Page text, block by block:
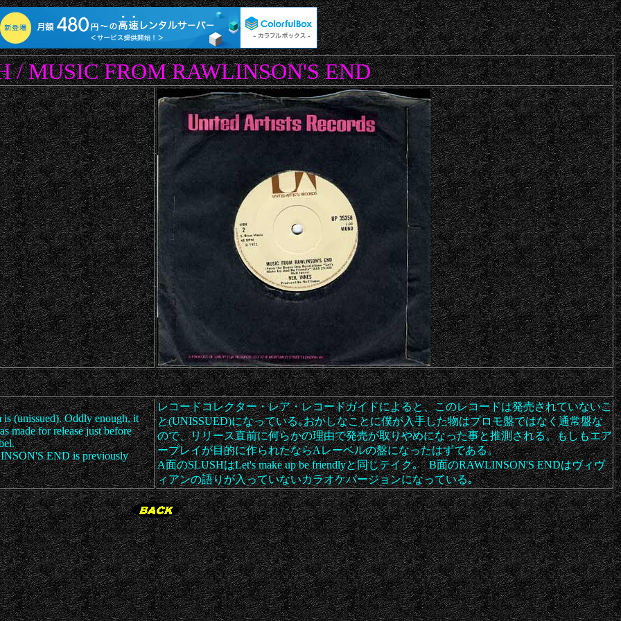
/ MUSIC FROM RAWLINSON'S END
(unissued). Oddly enough, it
made for release just before
END is previously
レコードコレクター・レア・レコードガイドによると、このレコードは発売されていないこ
と(UNISSUED)になっている｡おかしなことに僕が入手した物はプロモ盤ではなく通常盤な
ので、リリース直前に何らかの理由で発売が取りやめになった事と推測される。もしもエア
ープレイが目的に作られたならAレーベルの盤になったはずである。
A面のSLUSHはLet's make up be friendlyと同じテイク｡ B面のRAWLINSON'S ENDはヴィヴ
ィアンの語りが入っていないカラオケバージョンになっている｡